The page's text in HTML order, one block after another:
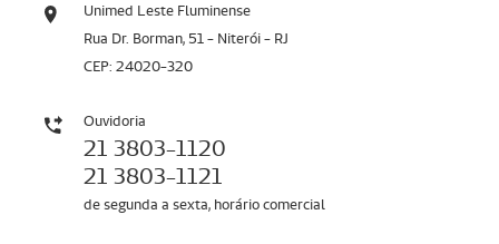
Unimed Leste Fluminense
Rua Dr. Borman, 51 - Niterói - RJ
CEP: 24020-320
Ouvidoria
21 3803-1120
21 3803-1121
de segunda a sexta, horário comercial